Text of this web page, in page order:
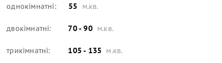
однокімнатні: 55 м.кв.
двокімнатні: 70 - 90 м.кв.
трикімнатні: 105 - 135 м.кв.